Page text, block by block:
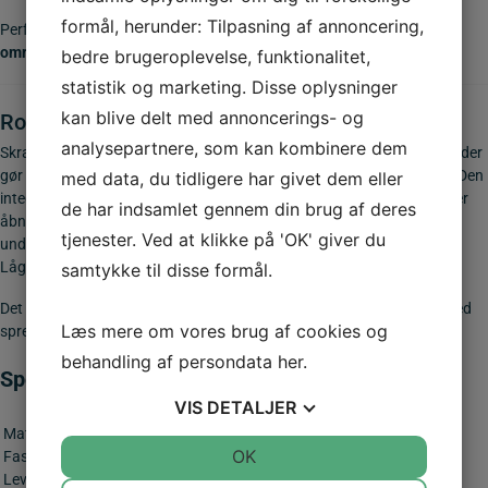
Perfekt tilinstitutioner, havne, parker, boligforeninger, skoler, P-
områder og erhverv.
Rotte- og fuglesikret konstruktion
Skraldespanden er udstyret med en tæt og afskærmet konstruktion
, der
gør det svært for båderotter, mus og fugleat få adgang til affaldet. Den
integrerede sækholder lukker effektivt posen til, og designet minimerer
åbne flader, hvor dyr kan komme til. Der er desuden integreret plads
under bundpladen til placering af en rottekasse – diskret og praktisk.
Låget forhindrer måger og andre fugle at sprede affaldet.
Det betyder mindre oprydning, højere hygiejne og færre problemer med
spredt affald – selv i grønne områder og ved skoler.
Specifikationer
Detalje
Materiale……………….
Lakeret varmgalvaniseret stål
Fastgørelse…………….
kan boltes i underlaget
Leveringstilstand……
Samlet
formål, herunder: Tilpasning af annoncering,
bedre brugeroplevelse, funktionalitet,
statistik og marketing. Disse oplysninger
kan blive delt med annoncerings- og
analysepartnere, som kan kombinere dem
med data, du tidligere har givet dem eller
de har indsamlet gennem din brug af deres
tjenester. Ved at klikke på 'OK' giver du
samtykke til disse formål.
Læs mere om vores brug af cookies og
behandling af persondata her.
VIS DETALJER
OK